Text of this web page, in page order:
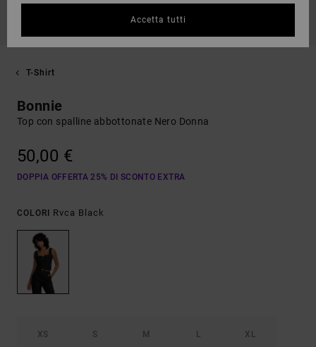
T-Shirt
Bonnie
Top con spalline abbottonate Nero Donna
50,00 €
DOPPIA OFFERTA 25% DI SCONTO EXTRA
COLORI Rvca Black
XS S M L XL
Accetta tutti